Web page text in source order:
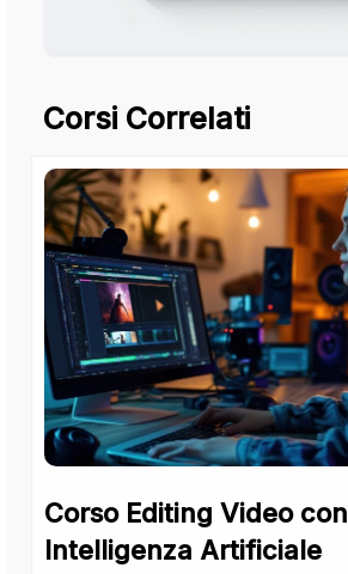
Corsi Correlati
Corso Editing Video con
Intelligenza Artificiale